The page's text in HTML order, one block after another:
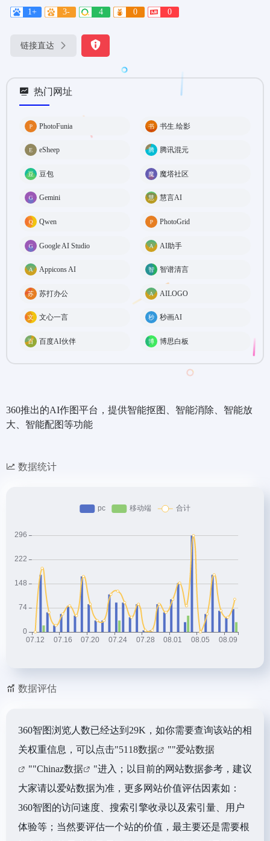
1+ 3- 4 0 0
链接直达
热门网址
PhotoFunia 书生.绘影
eSheep 腾讯混元
豆包 魔塔社区
Gemini 慧言AI
Qwen PhotoGrid
Google AI Studio AI助手
Appicons AI 智谱清言
苏打办公 AILOGO
文心一言 秒画AI
百度AI伙伴 博思白板
360推出的AI作图平台，提供智能抠图、智能消除、智能放
大、智能配图等功能
数据统计
数据评估
360智图浏览人数已经达到29K，如你需要查询该站的相
关权重信息，可以点击"5118数据 ""爱站数据
""Chinaz数据
"进入；以目前的网站数据参考，建议
大家请以爱站数据为准，更多网站价值评估因素如：
360智图的访问速度、搜索引擎收录以及索引量、用户
体验等；当然要评估一个站的价值，最主要还是需要根